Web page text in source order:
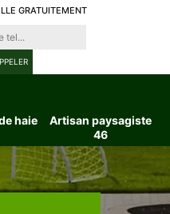
GRATUITEMENT
haie
Artisan paysagiste
46